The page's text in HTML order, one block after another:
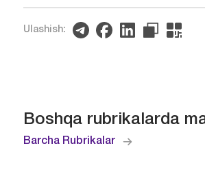
Ulashish:
Boshqa rubrikalarda
Barcha Rubrikalar